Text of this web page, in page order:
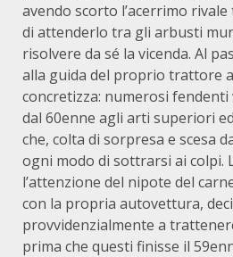
avendo scorto l’acerrimo rivale
di attenderlo tra gli arbusti
risolvere da sé la vicenda. Al
alla guida del proprio trattore
concretizza: numerosi
dal 60enne agli arti superiori
che, colta di sorpresa e scesa
ogni modo di sottrarsi ai colpi.
l’attenzione del nipote del
con la propria autovettura,
provvidenzialmente a
prima che questi finisse il